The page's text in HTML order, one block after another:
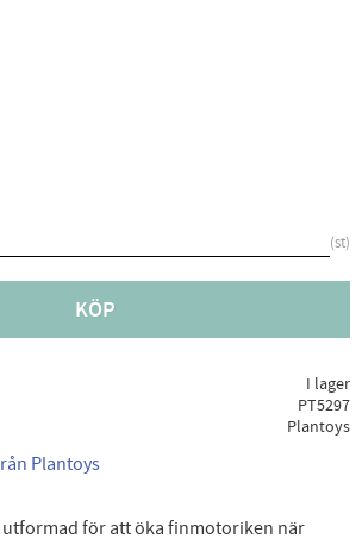
st
KÖP
I lager
PT5297
Plantoys
Plantoys
utformad för att öka finmotoriken när